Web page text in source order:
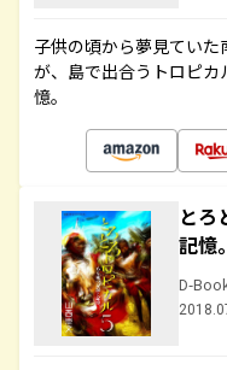
子供の頃から夢見てい
が、島で出合うトロピ
憶。
とろ
記
D-